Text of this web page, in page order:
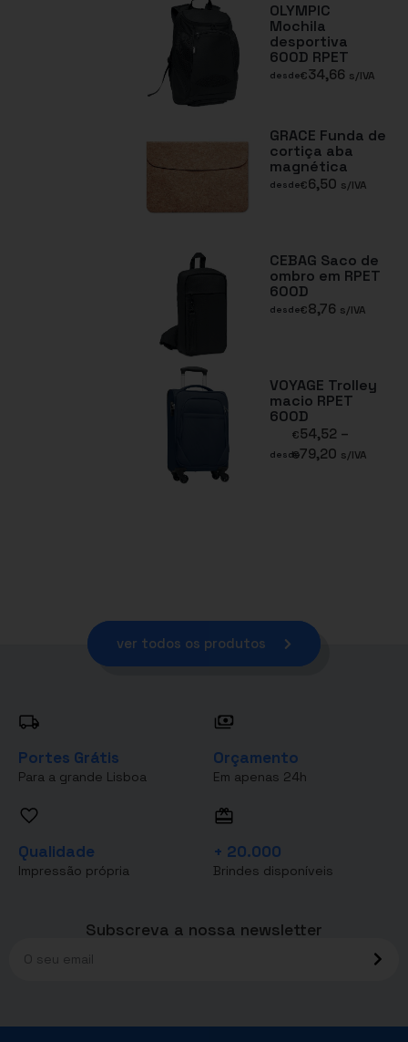
OLYMPIC
Mochila
desportiva
600D RPET
desde€34,66 s/IVA
GRACE Funda de
cortiça aba
magnética
desde€6,50 s/IVA
CEBAG Saco de
ombro em RPET
600D
desde€8,76 s/IVA
VOYAGE Trolley
macio RPET
600D
desde
€54,52 –
€79,20 s/IVA
ver todos os produtos
Portes Grátis
Para a grande Lisboa
Orçamento
Em apenas 24h
Qualidade
Impressão própria
+ 20.000
Brindes disponíveis
Subscreva a nossa newsletter